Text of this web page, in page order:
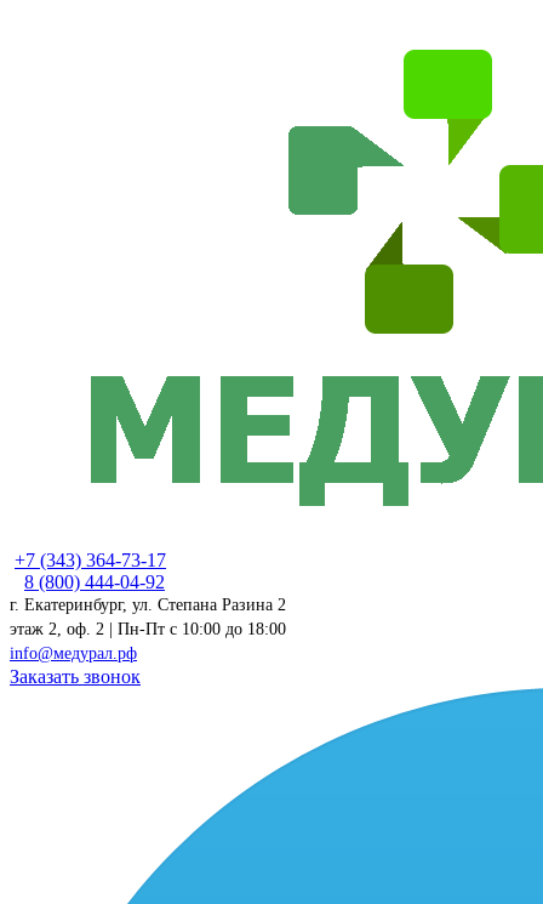
+7 (343) 364-73-17
8 (800) 444-04-92
г. Екатеринбург, ул. Степана Разина 2
этаж 2, оф. 2 | Пн-Пт c 10:00 до 18:00
info@медурал.рф
Заказать звонок